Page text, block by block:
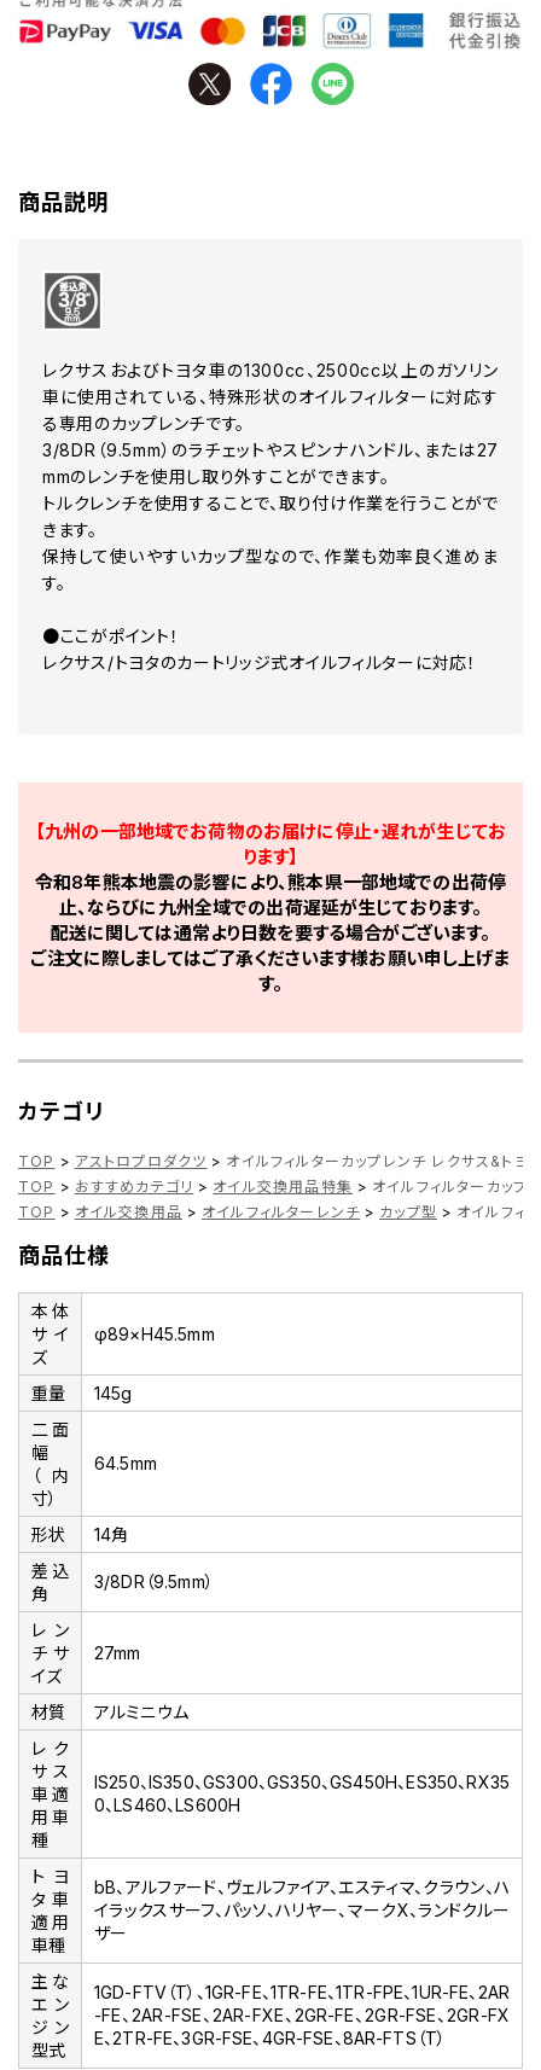
商品説明
レクサスおよびトヨタ車の1300cc、2500cc以上のガソリン
車に使用されている、特殊形状のオイルフィルターに対応す
る専用のカップレンチです。
3/8DR（9.5mm）のラチェットやスピンナハンドル、または27
mmのレンチを使用し取り外すことができます。
トルクレンチを使用することで、取り付け作業を行うことがで
きます。
保持して使いやすいカップ型なので、作業も効率良く進めま
す。
●ここがポイント！
レクサス/トヨタのカートリッジ式オイルフィルターに対応！
【九州の一部地域でお荷物のお届けに停止・遅れが生じてお
ります】
令和8年熊本地震の影響により、熊本県一部地域での出荷停
止、ならびに九州全域での出荷遅延が生じております。
配送に関しては通常より日数を要する場合がございます。
ご注文に際しましてはご了承くださいます様お願い申し上げま
す。
カテゴリ
TOP > アストロプロダクツ > オイルフィルターカップレンチ レクサス&トヨ
TOP > おすすめカテゴリ > オイル交換用品特集 > オイルフィルターカップ
TOP > オイル交換用品 > オイルフィルターレンチ > カップ型 > オイルフィ
商品仕様
本体
サイ
ズ
φ89×H45.5mm
重量
145g
二面
幅
（内
寸）
64.5mm
形状
14角
差込
角
3/8DR（9.5mm）
レン
チサ
イズ
27mm
材質
アルミニウム
レク
サス
車適
用車
種
IS250、IS350、GS300、GS350、GS450H、ES350、RX35
0、LS460、LS600H
トヨ
タ車
適用
車種
bB、アルファード、ヴェルファイア、エスティマ、クラウン、ハ
イラックスサーフ、パッソ、ハリヤー、マークX、ランドクルー
ザー
主な
エン
ジン
型式
1GD-FTV（T）、1GR-FE、1TR-FE、1TR-FPE、1UR-FE、2AR
-FE、2AR-FSE、2AR-FXE、2GR-FE、2GR-FSE、2GR-FX
E、2TR-FE、3GR-FSE、4GR-FSE、8AR-FTS（T）